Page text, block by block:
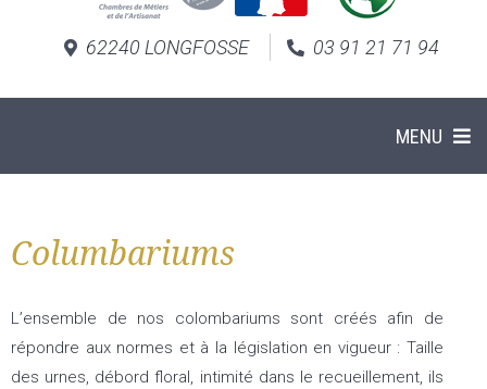
62240 LONGFOSSE 03 91 21 71 94
MENU
Columbariums
L’ensemble de nos colombariums sont créés afin de
répondre aux normes et à la législation en vigueur : Taille
des urnes, débord floral, intimité dans le recueillement, ils